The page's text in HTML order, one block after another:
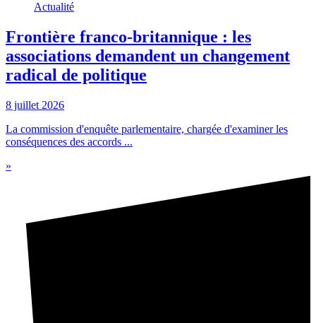
Actualité
Frontière franco-britannique : les
associations demandent un changement
radical de politique
8 juillet 2026
La commission d'enquête parlementaire, chargée d'examiner les
conséquences des accords ...
»